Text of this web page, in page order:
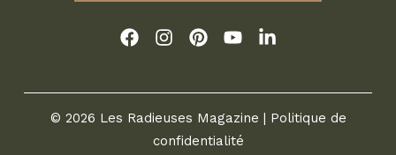
© 2026 Les Radieuses Magazine | Politique de
confidentialité